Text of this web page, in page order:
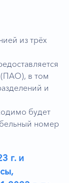
из трёх
в том
и
будет
номер
г. и